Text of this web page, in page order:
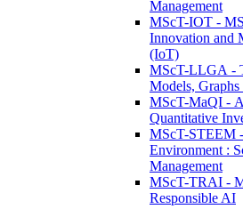
Management
MScT-IOT -
Innovation and
(IoT)
MScT-LLGA -
Models,
MScT-MaQI -
Quantitative
MScT-STEEM
Environment :
Management
MScT-TRAI -
Responsible AI